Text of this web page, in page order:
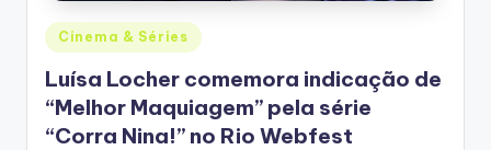
Posted
in
Cinema & Séries
Luísa Locher comemora indicação de
“Melhor Maquiagem” pela série
“Corra Nina!” no Rio Webfest